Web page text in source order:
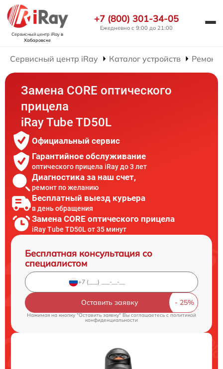
Сервисный центр iRayв
Хабаровске
+7 (800) 301-34-05
Ежедневно с 9:00 до 21:00
Сервисный центр iRay Каталог устройств Ремонт
Замена CORE оптического
прицела
iRay Tube TD50L
Официальный сервис
Гарантийное обслуживание
оптического прицела iRay до 3 лет
Диагностика за наш счет,
ремонт по желанию
Бесплатный выезд курьера
в день обращения
Замена CORE оптического прицела
iRay Tube TD50L от 35 минут
Бесплатная консультация со
специалистом
Оставить заявку
Нажимая на кнопку "Оставить заявку" Вы соглашаетесь cполитикой
конфиденциальности